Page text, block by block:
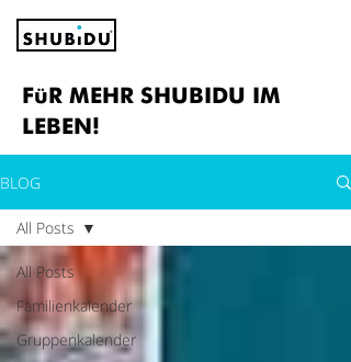
FüR MEHR SHUBIDU IM
LEBEN!
BLOG
All Posts
Familienkalender
Gruppenkalender
All Posts